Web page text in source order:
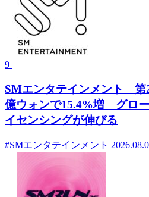
9
SMエンタテインメント 第
億ウォンで15.4%増 グロ
イセンシングが伸びる
#SMエンタテインメント